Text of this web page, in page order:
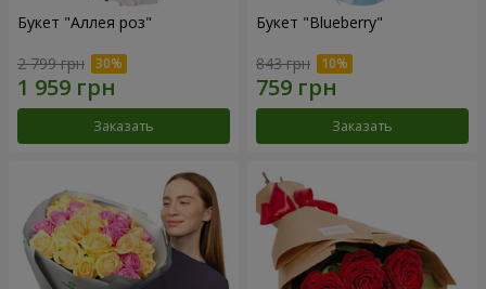
Букет "Аллея роз"
2 799 грн
Заказать
Букет "Blueberry"
843 грн
Заказать